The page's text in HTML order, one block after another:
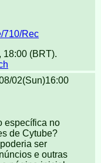
710/Rec
18:00 (BRT).
02(Sun)16:00
específica no
de Cytube?
ser
e outras